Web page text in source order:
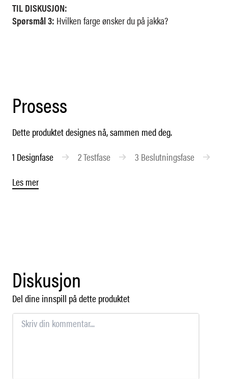
TIL DISKUSJON:
Spørsmål 3: Hvilken farge ønsker du på jakka?
Prosess
Dette produktet designes nå, sammen med deg.
1 Designfase 2Testfase 3 Beslutningsfase
Les mer
Diskusjon
Del dine innspill på dette produktet